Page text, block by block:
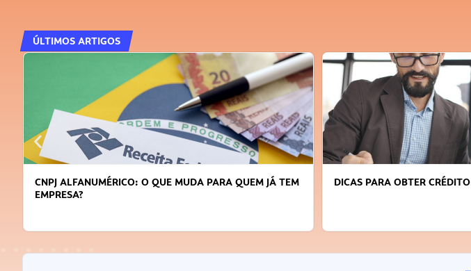
ÚLTIMOS ARTIGOS
CNPJ ALFANUMÉRICO: O QUE MUDA PARA QUEM JÁ TEM
EMPRESA?
DICAS PARA OBTER CRÉDITO